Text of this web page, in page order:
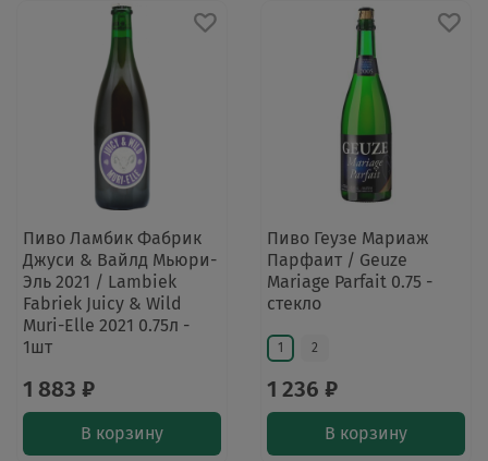
Пиво Ламбик Фабрик
Джуси & Вайлд Мьюри-
Эль 2021 / Lambiek
Fabriek Juicy & Wild
Muri-Elle 2021 0.75л -
1шт
1 883 ₽
В корзину
Пиво Геузе Мариаж
Парфаит / Geuze
Mariage Parfait 0.75 -
стекло
1 2
1 236 ₽
В корзину